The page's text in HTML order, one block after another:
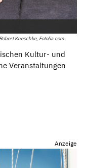
Robert Kneschke, Fotolia.com
Kultur- und
Veranstaltungen
Anzeige